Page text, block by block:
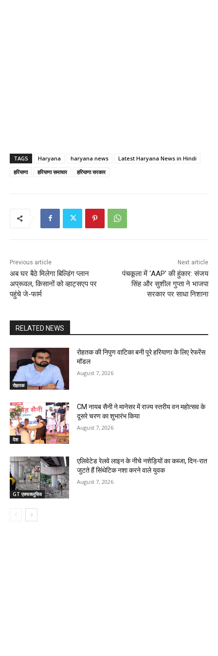
TAGS Haryana haryana news
Latest Haryana News in Hindi
हरियाणा
हरियाणा समाचार हरियाणा सरकार
Previous article
अब घर बैठे मिलेगा बिल्डिंग प्लान
अप्रूवल, किसानों को व्हाट्सएप पर
पहुंचे जे-फार्म
Next article
पंचकूला में ‘AAP’ की हुंकार: संजय
सिंह और सुशील गुप्ता ने भाजपा
सरकार पर साधा निशाना
RELATED NEWS
रोहतक
रोहतक की निपुण वाटिका बनी पूरे हरियाणा के लिए रेफरेंस
मॉडल
August 7, 2026
देश
CM नायब सैनी ने मानेसर में राज्य स्तरीय वन महोत्सव के
दूसरे चरण का शुभारंभ किया
August 7, 2026
GT एक्सक्लूसिव
एलिवेटेड रेलवे लाइन के नीचे नशेड़ियों का कब्जा, दिन-रात
जुटते हैं सिंथेटिक नशा करने वाले युवक
August 7, 2026